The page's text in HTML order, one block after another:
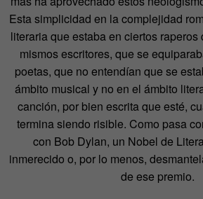
Esta simplicidad en la complejidad
literaria que estaba en ciertos
mismos escritores, que se
poetas, que no entendían que se
ámbito musical y no en el ámbito
canción, por bien escrita que esté,
termina siendo risible. Como pasa
con Bob Dylan, un Nobel de
inmerecido o, por lo menos,
de ese premio.